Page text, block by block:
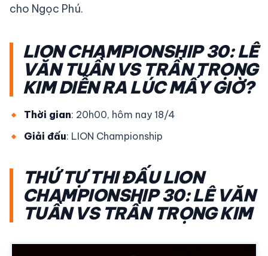
cho Ngọc Phú.
LION CHAMPIONSHIP 30: LÊ
VĂN TUẦN VS TRẦN TRỌNG
KIM DIỄN RA LÚC MẤY GIỜ?
Thời gian: 20h00, hôm nay 18/4
Giải đấu: LION Championship
THỨ TỰ THI ĐẤU LION
CHAMPIONSHIP 30: LÊ VĂN
TUẦN VS TRẦN TRỌNG KIM